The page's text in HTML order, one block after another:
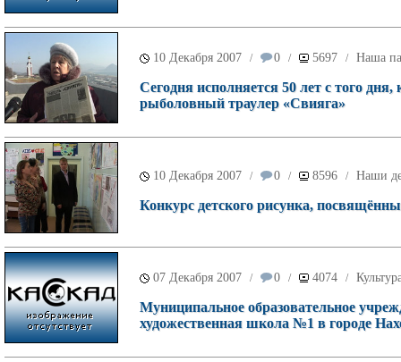
10 Декабря 2007 / 0 / 5697 / Наша
Сегодня исполняется 50 лет с того
рыболовный траулер «Свияга»
10 Декабря 2007 / 0 / 8596 / Наши
Конкурс детского рисунка,
07 Декабря 2007 / 0 / 4074 /
Муниципальное образовательное
художественная школа №1 в городе